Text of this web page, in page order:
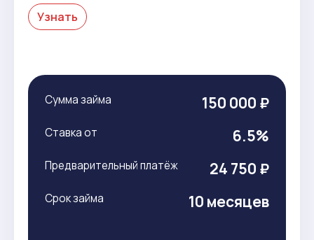
Узнать
Сумма займа 150 000 ₽
Ставка от 6.5%
Предварительный платёж 24 750 ₽
Срок займа 10 месяцев